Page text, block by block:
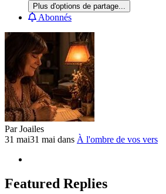
Plus d'options de partage...
Abonnés
ParJoailes
31 mai31 mai dans À l'ombre de vos vers
Featured Replies